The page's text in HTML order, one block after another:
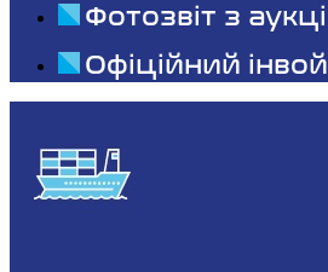
Фотозвіт з
Офіційний